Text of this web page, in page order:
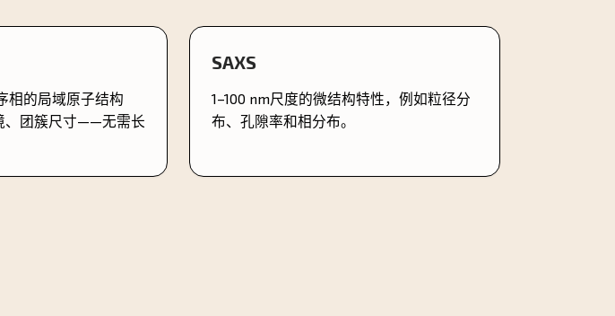
相的局域原子结构
团簇尺寸——无需长
SAXS
1–100 nm尺度的微结构特性，例如粒径分
布、孔隙率和相分布。